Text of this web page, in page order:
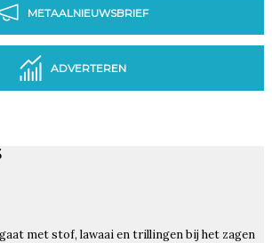
METAALNIEUWSBRIEF
ADVERTEREN
met stof, lawaai en trillingen bij het zagen